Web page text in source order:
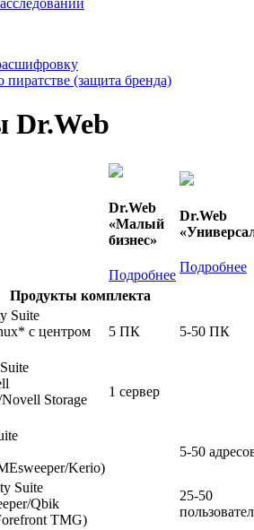
пиратстве (защита бренда)
Dr.Web
Dr.Web
«Малый
бизнес»
Подробнее
Dr.Web
Подробнее
Продукты комплекта
Suite
с центром
5 ПК 5-50 ПК
Storage
1 сервер
Kerio)
5-50
Suite
Qbik
TMG)
25-50